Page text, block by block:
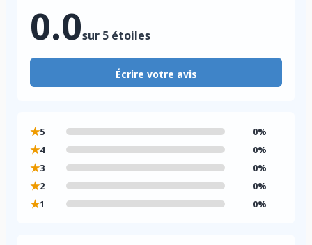
0.0sur 5 étoiles
Écrire votre avis
★5 0%
★4 0%
★3 0%
★2 0%
★1 0%